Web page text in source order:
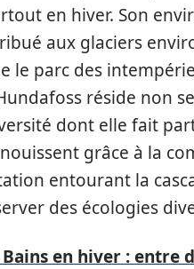
en hiver. Son
aux glaciers
le parc des
réside non
dont elle fait
grâce à la
entourant la
des écologies
en hiver : entre